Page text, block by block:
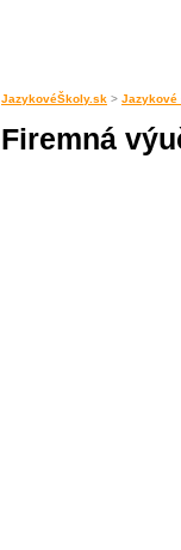
JazykovéŠkoly.sk > Jazykové
Firemná